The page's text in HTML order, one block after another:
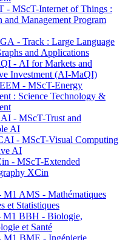
- MScT-Internet of Things :
and Management Program
- Track : Large Language
and Applications
- AI for Markets and
Investment (AI-MaQI)
- MScT-Energy
: Science Technology &
- MScT-Trust and
AI
- MScT-Visual Computing
AI
- MScT-Extended
XCin
AMS - Mathématiques
et Statistiques
BBH - Biologie,
et Santé
BME - Ingénierie